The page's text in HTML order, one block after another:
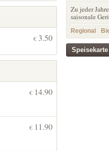
€ 3.50
€ 14.90
€ 11.90
Zu jeder
saisonale
Regional
Speisekarte